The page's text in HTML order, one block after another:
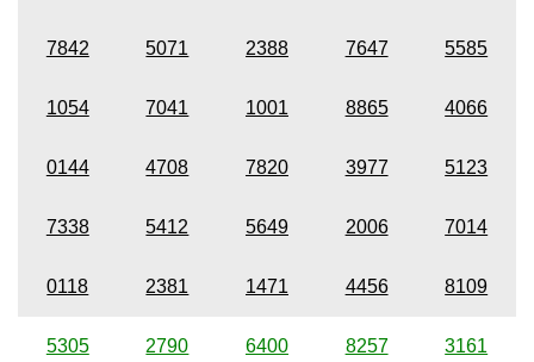
7842 5071 2388 7647 5585
1054 7041 1001 8865 4066
0144 4708 7820 3977 5123
7338 5412 5649 2006 7014
0118 2381 1471 4456 8109
5305 2790 6400 8257 3161